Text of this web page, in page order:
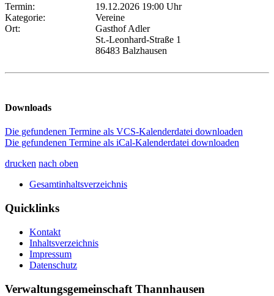
Termin:
19.12.2026 19:00 Uhr
Kategorie:
Vereine
Ort:
Gasthof Adler
St.-Leonhard-Straße 1
86483 Balzhausen
Downloads
Die gefundenen Termine als VCS-Kalenderdatei downloaden
Die gefundenen Termine als iCal-Kalenderdatei downloaden
drucken nach oben
Gesamtinhaltsverzeichnis
Quicklinks
Kontakt
Inhaltsverzeichnis
Impressum
Datenschutz
Verwaltungsgemeinschaft Thannhausen